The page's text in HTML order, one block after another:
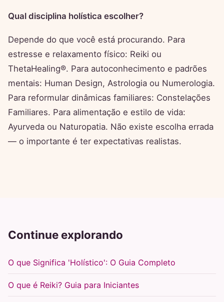
Qual disciplina holística escolher?
Depende do que você está procurando. Para
estresse e relaxamento físico: Reiki ou
ThetaHealing®. Para autoconhecimento e padrões
mentais: Human Design, Astrologia ou Numerologia.
Para reformular dinâmicas familiares: Constelações
Familiares. Para alimentação e estilo de vida:
Ayurveda ou Naturopatia. Não existe escolha errada
— o importante é ter expectativas realistas.
Continue explorando
O que Significa 'Holístico': O Guia Completo
O que é Reiki? Guia para Iniciantes